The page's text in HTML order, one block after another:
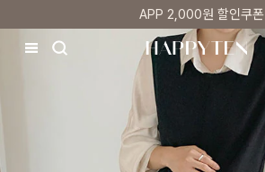
APP 2,000원 할인쿠폰